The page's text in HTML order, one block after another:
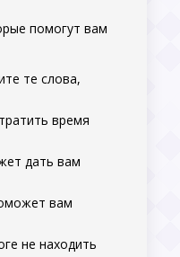
помогут вам
те слова,
время
дать вам
вам
не находить